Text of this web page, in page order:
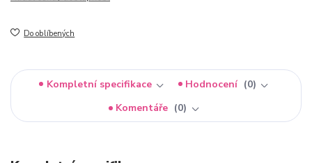
Do oblíbených
Kompletní specifikace Hodnocení
0
Komentáře
0